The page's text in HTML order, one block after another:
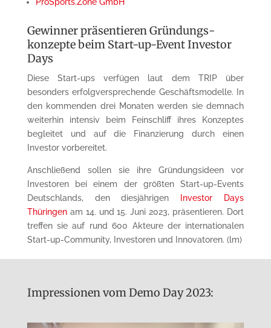
ProSports.Zone GmbH
Gewinner präsentieren Gründungs­
konzepte beim Start-up-Event Investor
Days
Diese Start-ups verfügen laut dem TRIP über
besonders erfolg­­versprechende Geschäfts­modelle. In
den kommenden drei Monaten werden sie demnach
weiterhin intensiv beim Fein­schliff ihres Konzeptes
begleitet und auf die Finanzierung durch einen
Investor vorbereitet.
Anschließend sollen sie ihre Gründungsideen vor
Investoren bei einem der größten Start-up-Events
Deutschlands, den diesjährigen
Investor Days
Thüringenam 14. und 15. Juni 2023, präsentieren. Dort
treffen sie auf rund 600 Akteure der inter­nationalen
Start-up-Community, Investoren und Innovatoren. (lm)
Impressionen vom Demo Day 2023: